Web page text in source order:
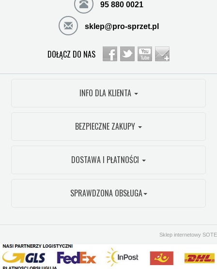
95 880 0021
sklep@pro-sprzet.pl
DOŁĄCZ DO NAS
INFO DLA KLIENTA
BEZPIECZNE ZAKUPY
DOSTAWA I PŁATNOŚCI
SPRAWDZONA OBSŁUGA
Sklep internetowy SOTE